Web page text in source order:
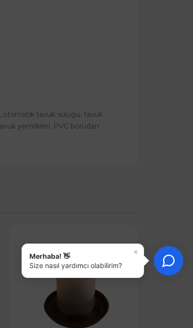
otomatik tavuk suluğu, tavuk
yemlikleri, PVC borudan
×
Merhaba! 👋
Size nasıl yardımcı olabilirim?